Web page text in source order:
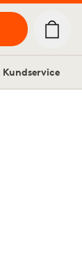
Kundservice